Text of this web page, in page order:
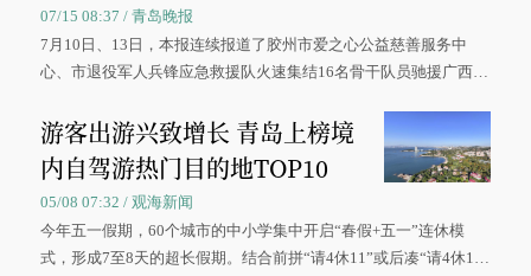
07/15 08:37 / 青岛晚报
7月10日、13日，本报连续报道了胶州市爱之心公益慈善服务中
心、市退役军人兵锋应急救援队火速集结16名骨干队员驰援广西灾
游客出游兴致增长 青岛上榜境
内自驾游热门目的地TOP10
05/08 07:32 / 观海新闻
今年五一假期，60个城市的中小学集中开启“春假+五一”连休模
式，形成7至8天的超长假期。结合前拼“请4休11”或后凑“请4休1